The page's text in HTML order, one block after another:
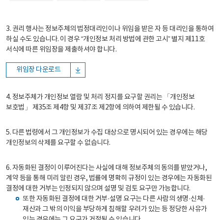
3. 권리 행사는 정보주체의 법정대리인이나 위임을 받은 자 등 대리인을 통하여
하실 수도 있습니다. 이 경우 “개인정보 처리 방법에 관한 고시” 별지 제11호
서식에 따른 위임장을 제출하셔야 합니다.
위임장 다운로드
4. 정보주체가 개인정보 열람 및 처리 정지를 요구할 권리는 「개인정보
보호법」 제35조 제4항 및 제37조 제2항에 의하여 제한될 수 있습니다.
5. 다른 법령에서 그 개인정보가 수집 대상으로 명시되어 있는 경우에는 해당
개인정보의 삭제를 요구할 수 없습니다.
6. 자동화된 결정이 이루어진다는 사실에 대해 정보주체의 동의를 받았거나,
계약 등을 통해 미리 알린 경우, 법률에 명확히 규정이 있는 경우에는 자동화된
결정에 대한 거부는 인정되지 않으며 설명 및 검토 요구만 가능합니다.
또한 자동화된 결정에 대한 거부·설명 요구는 다른 사람의 생명·신체·
재산과 그 밖의 이익을 부당하게 침해할 우려가 있는 등 정당한 사유가